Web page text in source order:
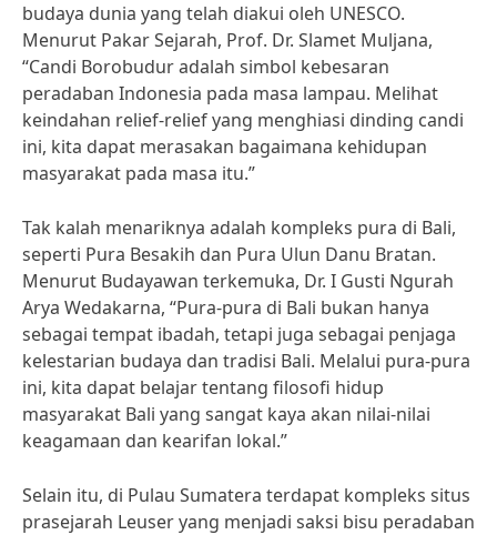
budaya dunia yang telah diakui oleh UNESCO.
Menurut Pakar Sejarah, Prof. Dr. Slamet Muljana,
“Candi Borobudur adalah simbol kebesaran
peradaban Indonesia pada masa lampau. Melihat
keindahan relief-relief yang menghiasi dinding candi
ini, kita dapat merasakan bagaimana kehidupan
masyarakat pada masa itu.”
Tak kalah menariknya adalah kompleks pura di Bali,
seperti Pura Besakih dan Pura Ulun Danu Bratan.
Menurut Budayawan terkemuka, Dr. I Gusti Ngurah
Arya Wedakarna, “Pura-pura di Bali bukan hanya
sebagai tempat ibadah, tetapi juga sebagai penjaga
kelestarian budaya dan tradisi Bali. Melalui pura-pura
ini, kita dapat belajar tentang filosofi hidup
masyarakat Bali yang sangat kaya akan nilai-nilai
keagamaan dan kearifan lokal.”
Selain itu, di Pulau Sumatera terdapat kompleks situs
prasejarah Leuser yang menjadi saksi bisu peradaban